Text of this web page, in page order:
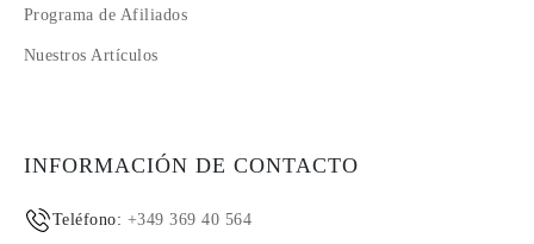
Programa de Afiliados
Nuestros Artículos
INFORMACIÓN DE CONTACTO
Teléfono: +349 369 40 564